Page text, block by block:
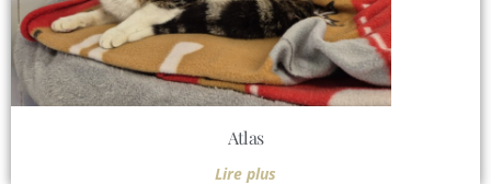
Atlas
Lire plus